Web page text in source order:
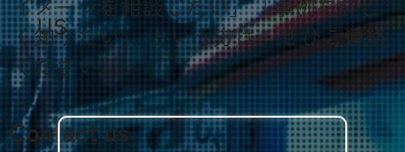
us
く知りたい」 という方は、ぜひご連絡
ください。
Contact us